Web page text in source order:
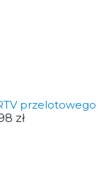
przelotowego
zł